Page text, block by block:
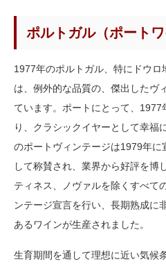
ポルトガル（ポートワ
1977年のポルトガル、特にドウロ
は、例外的な品質の、傑出したヴ
ています。ポートにとって、
り、クラシックイヤーとして幸福
のポートヴィンテージは1979年に
して称賛され、業界から好評を博
ティネス、ノヴァルを除くすべて
ンテージ宣言を行い、長期熟成に
あるワインが生産されました。
生育期間を通して理想に近い気候